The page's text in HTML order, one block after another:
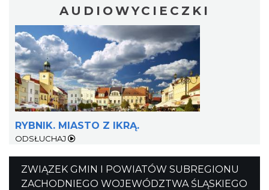
Święto Ziół w pszczyńskim skansenie
Pszczyna
28.63 km
AUDIOWYCIECZKI
RYBNIK. MIASTO Z IKRĄ.
ODSŁUCHAJ
ZWIĄZEK GMIN I POWIATÓW SUBREGIONU
ZACHODNIEGO WOJEWÓDZTWA ŚLĄSKIEGO